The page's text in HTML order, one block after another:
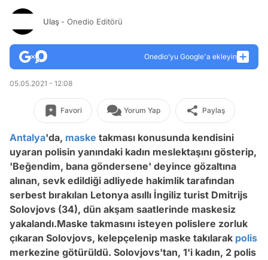
Ulaş - Onedio Editörü
Onedio’yu Google'a ekleyin
05.05.2021 - 12:08
Favori Yorum Yap Paylaş
Antalya'da, maske takması konusunda kendisini
uyaran polisin yanındaki kadın meslektaşını gösterip,
'Beğendim, bana göndersene' deyince gözaltına
alınan, sevk edildiği adliyede hakimlik tarafından
serbest bırakılan Letonya asıllı İngiliz turist Dmitrijs
Solovjovs (34), dün akşam saatlerinde maskesiz
yakalandı.Maske takmasını isteyen polislere zorluk
çıkaran Solovjovs, kelepçelenip maske takılarak polis
merkezine götürüldü. Solovjovs'tan, 1'i kadın, 2 polis